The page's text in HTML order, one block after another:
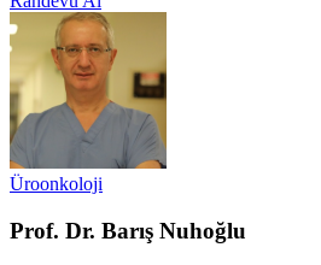
Üroonkoloji
Prof. Dr. Barış Nuhoğlu